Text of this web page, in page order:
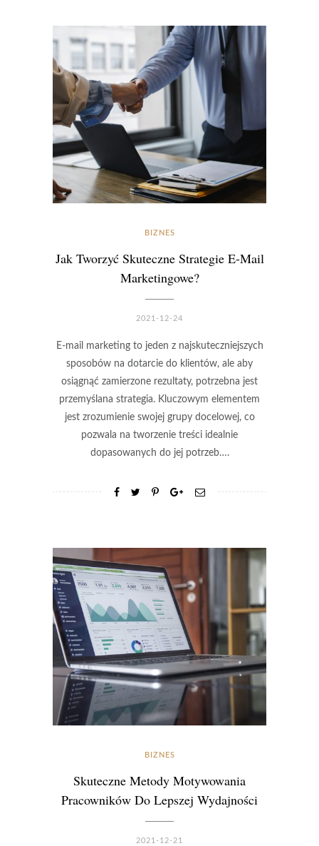
BIZNES
Jak Tworzyć Skuteczne Strategie E-Mail
Marketingowe?
2021-12-24
E-mail marketing to jeden z najskuteczniejszych
sposobów na dotarcie do klientów, ale aby
osiągnąć zamierzone rezultaty, potrzebna jest
przemyślana strategia. Kluczowym elementem
jest zrozumienie swojej grupy docelowej, co
pozwala na tworzenie treści idealnie
dopasowanych do jej potrzeb….
BIZNES
Skuteczne Metody Motywowania
Pracowników Do Lepszej Wydajności
2021-12-21